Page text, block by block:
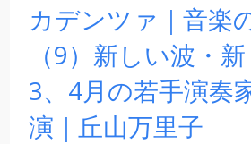
カデンツァ｜音楽
（9）新しい波・
3、4月の若手演奏
演｜丘山万里子